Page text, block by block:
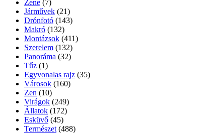
Zene (7)
Járművek (21)
Drónfotó (143)
Makró (132)
Montázsok (411)
Szerelem (132)
Panoráma (32)
Tűz (1)
Egyvonalas rajz (35)
Városok (160)
Zen (10)
Virágok (249)
Állatok (172)
Esküvő (45)
Természet (488)